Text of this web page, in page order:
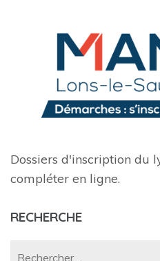
Dossiers d'inscription du
compléter en ligne.
RECHERCHE